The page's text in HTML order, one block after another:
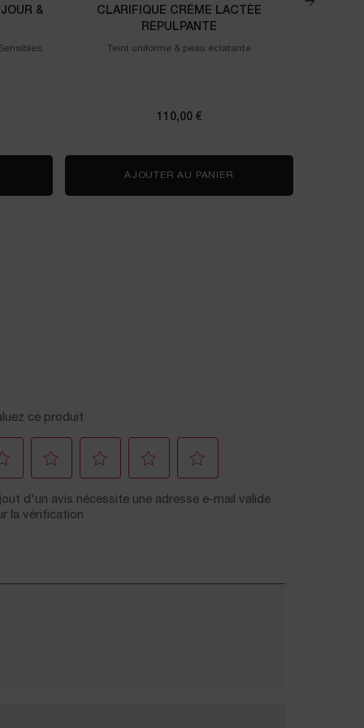
&
HYDRAZEN DUO HYDRATANT JOUR & NUIT
CLARIFIQUE CRÈME LACTÉE
REPULPANTE
Teint uniforme & peau éclatante
110,00 €
AJOUTER AU PANIER